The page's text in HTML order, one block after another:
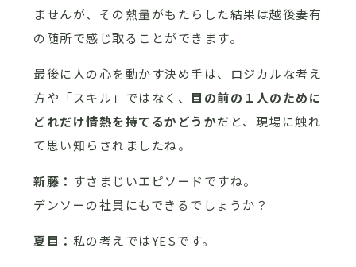
ませんが、その熱量がもたらした結果は越後妻有
の随所で感じ取ることができます。
最後に人の心を動かす決め手は、ロジカルな考え
方や「スキル」ではなく、 目の前の１人のために
どれだけ情熱を持てるかどうかだと、現場に触れ
て思い知らされましたね。
新藤： すさまじいエピソードですね。
デンソーの社員にもできるでしょうか？
夏目： 私の考えではYESです。